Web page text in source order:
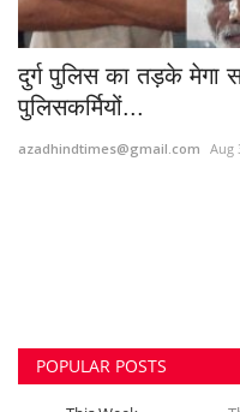
दुर्ग पुलिस का तड़के मेगा
पुलिसकर्मियों...
azadhindtimes@gmail.com Aug
POPULAR POSTS